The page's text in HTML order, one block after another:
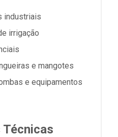
industriais
irrigação
e mangotes
e equipamentos